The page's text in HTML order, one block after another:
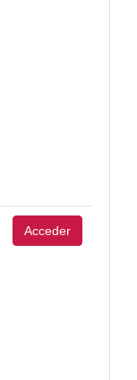
Acceder